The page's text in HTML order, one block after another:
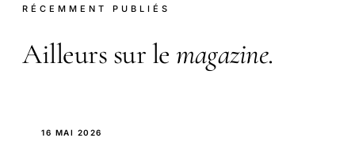
RÉCEMMENT PUBLIÉS
Ailleurs sur le magazine.
16 MAI 2026